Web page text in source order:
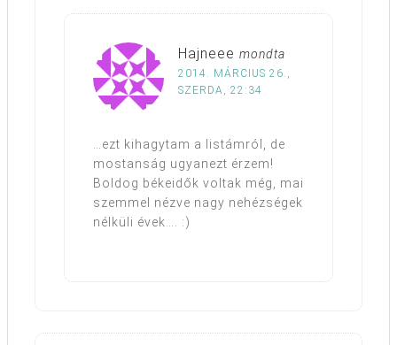
Hajneee mondta
2014. MÁRCIUS 26.,
SZERDA, 22:34
…ezt kihagytam a listámról, de
mostanság ugyanezt érzem!
Boldog békeidők voltak még, mai
szemmel nézve nagy nehézségek
nélküli évek…. :)